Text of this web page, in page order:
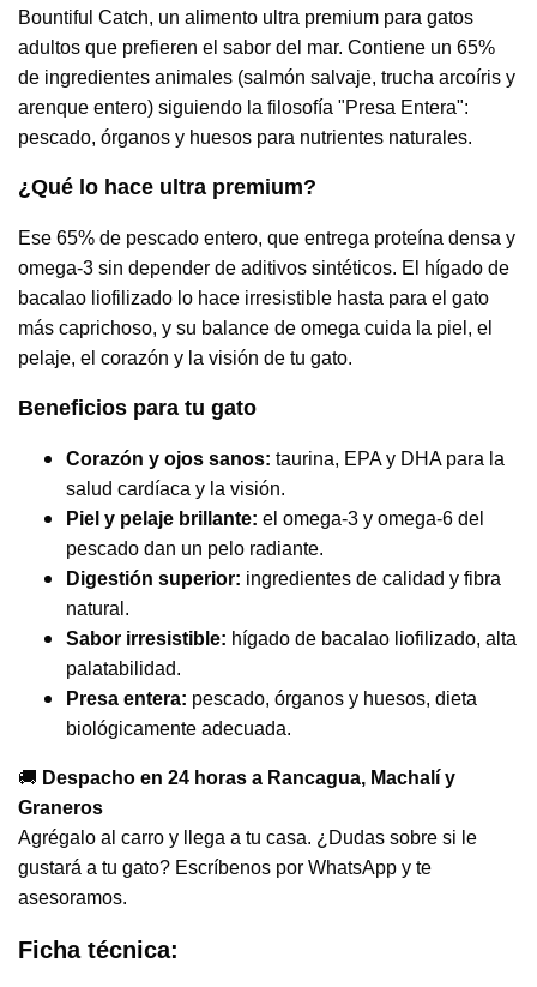
Bountiful Catch, un alimento ultra premium para gatos
adultos que prefieren el sabor del mar. Contiene un 65%
de ingredientes animales (salmón salvaje, trucha arcoíris y
arenque entero) siguiendo la filosofía "Presa Entera":
pescado, órganos y huesos para nutrientes naturales.
¿Qué lo hace ultra premium?
Ese 65% de pescado entero, que entrega proteína densa y
omega-3 sin depender de aditivos sintéticos. El hígado de
bacalao liofilizado lo hace irresistible hasta para el gato
más caprichoso, y su balance de omega cuida la piel, el
pelaje, el corazón y la visión de tu gato.
Beneficios para tu gato
Corazón y ojos sanos: taurina, EPA y DHA para la
salud cardíaca y la visión.
Piel y pelaje brillante: el omega-3 y omega-6 del
pescado dan un pelo radiante.
Digestión superior: ingredientes de calidad y fibra
natural.
Sabor irresistible: hígado de bacalao liofilizado, alta
palatabilidad.
Presa entera: pescado, órganos y huesos, dieta
biológicamente adecuada.
🚚 Despacho en 24 horas a Rancagua, Machalí y
Graneros
Agrégalo al carro y llega a tu casa. ¿Dudas sobre si le
gustará a tu gato? Escríbenos por WhatsApp y te
asesoramos.
Ficha técnica: